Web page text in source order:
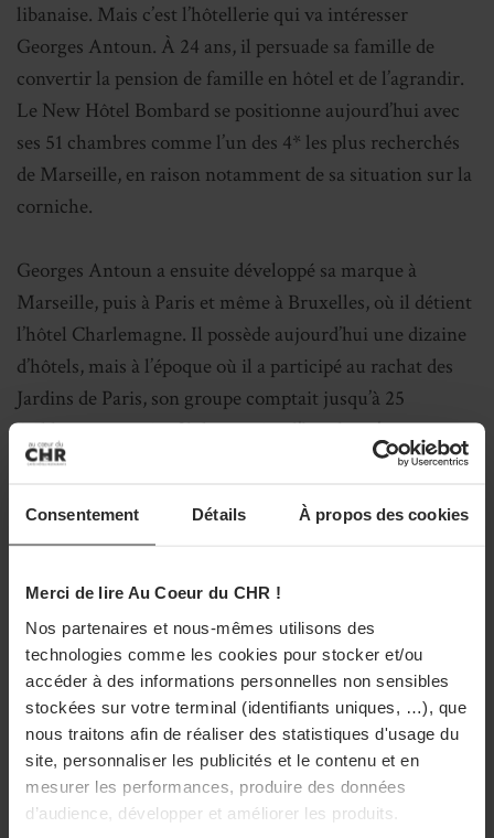
Consentement Détails À propos des cookies
Merci de lire Au Coeur du CHR !
Nos partenaires et nous-mêmes utilisons des
technologies comme les cookies pour stocker et/ou
accéder à des informations personnelles non sensibles
stockées sur votre terminal (identifiants uniques, …), que
nous traitons afin de réaliser des statistiques d'usage du
site, personnaliser les publicités et le contenu et en
mesurer les performances, produire des données
d’audience, développer et améliorer les produits.
libanaise. Mais c’est l’hôtellerie qui va intéresser
Georges Antoun. À 24 ans, il persuade sa famille de
convertir la pension de famille en hôtel et de l’agrandir.
Le New Hôtel Bombard se positionne aujourd’hui avec
ses 51 chambres comme l’un des 4* les plus recherchés
de Marseille, en raison notamment de sa situation sur la
corniche.
Georges Antoun a ensuite développé sa marque à
Marseille, puis à Paris et même à Bruxelles, où il détient
l’hôtel Charlemagne. Il possède aujourd’hui une dizaine
d’hôtels, mais à l’époque où il a participé au rachat des
Jardins de Paris, son groupe comptait jusqu’à 25
établissements. Au fil des années, l’hôtelier s’est
transformé en un financier redoutable, qui a traité avec
l’étranger.« J’ai même travaillé avec des fonds de
comprendre ce que représentait en France la valeur d’un
fonds de commerce, une notion totalement abstraite
pour eux. Ils m’ont en revanche ouvert des horizons sur
la finance.Avec eux, j’ai compris que l’on pouvait tout
faire avec les banques, à condition de rembourser un
jour… »